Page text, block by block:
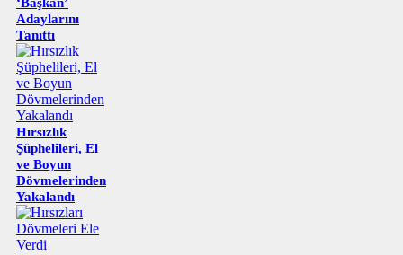
Adaylarını
Tanıttı
Hırsızlık
Şüphelileri, El
ve Boyun
Dövmelerinden
Yakalandı